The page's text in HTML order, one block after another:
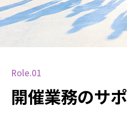
Role.01
開催業務のサ